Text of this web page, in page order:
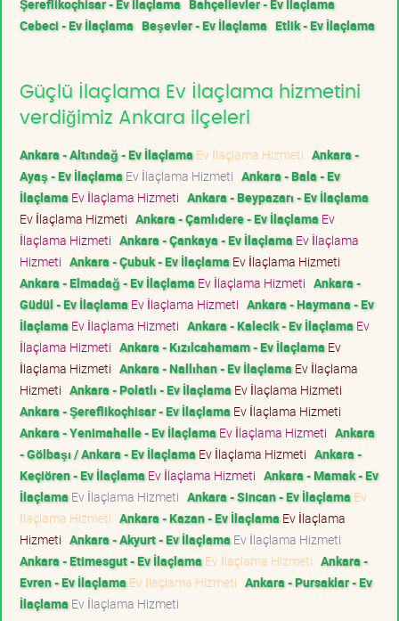
Şereflikoçhisar - Ev İlaçlama Bahçelievler - Ev İlaçlama
Cebeci - Ev İlaçlama Beşevler - Ev İlaçlama Etlik - Ev İlaçlama
Güçlü İlaçlama Ev İlaçlama hizmetini
verdiğimiz Ankara ilçeleri
Ankara - Altındağ - Ev İlaçlama Ev İlaçlama Hizmeti Ankara -
Ayaş - Ev İlaçlama Ev İlaçlama Hizmeti Ankara - Bala - Ev
İlaçlama Ev İlaçlama Hizmeti Ankara - Beypazarı - Ev İlaçlama
Ev İlaçlama Hizmeti Ankara - Çamlıdere - Ev İlaçlama Ev
İlaçlama Hizmeti Ankara - Çankaya - Ev İlaçlama Ev İlaçlama
Hizmeti Ankara - Çubuk - Ev İlaçlama Ev İlaçlama Hizmeti
Ankara - Elmadağ - Ev İlaçlama Ev İlaçlama Hizmeti Ankara -
Güdül - Ev İlaçlama Ev İlaçlama Hizmeti Ankara - Haymana - Ev
İlaçlama Ev İlaçlama Hizmeti Ankara - Kalecik - Ev İlaçlama Ev
İlaçlama Hizmeti Ankara - Kızılcahamam - Ev İlaçlama Ev
İlaçlama Hizmeti Ankara - Nallıhan - Ev İlaçlama Ev İlaçlama
Hizmeti Ankara - Polatlı - Ev İlaçlama Ev İlaçlama Hizmeti
Ankara - Şereflikoçhisar - Ev İlaçlama Ev İlaçlama Hizmeti
Ankara - Yenimahalle - Ev İlaçlama Ev İlaçlama Hizmeti Ankara
- Gölbaşı / Ankara - Ev İlaçlama Ev İlaçlama Hizmeti Ankara -
Keçiören - Ev İlaçlama Ev İlaçlama Hizmeti Ankara - Mamak - Ev
İlaçlama Ev İlaçlama Hizmeti Ankara - Sincan - Ev İlaçlama Ev
İlaçlama Hizmeti Ankara - Kazan - Ev İlaçlama Ev İlaçlama
Hizmeti Ankara - Akyurt - Ev İlaçlama Ev İlaçlama Hizmeti
Ankara - Etimesgut - Ev İlaçlama Ev İlaçlama Hizmeti Ankara -
Evren - Ev İlaçlama Ev İlaçlama Hizmeti Ankara - Pursaklar - Ev
İlaçlama Ev İlaçlama Hizmeti